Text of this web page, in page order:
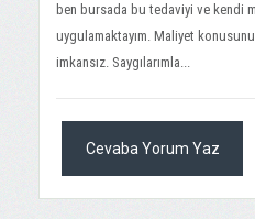
ben bursada bu tedaviyi ve kendi
uygulamaktayım. Maliyet
imkansız. Saygılarımla...
Cevaba Yorum Yaz